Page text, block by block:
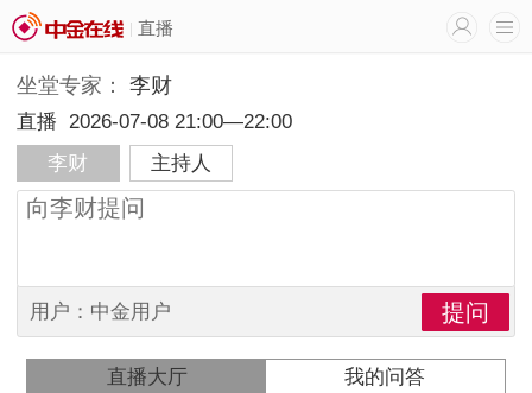
直播
坐堂专家： 李财
直播 2026-07-08 21:00—22:00
李财
主持人
用户：中金用户
直播大厅 我的问答